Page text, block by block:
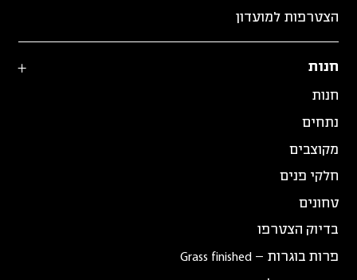
הצטרפות למועדון
חנות
חנות
נתחים
מקוצבים
חלקי פנים
טחונים
בדיוק הצטרפו
פרות בוגרות – Grass finished